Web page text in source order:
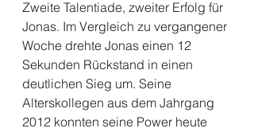
Zweite Talentiade, zweiter Erfolg für
Jonas. Im Vergleich zu vergangener
Woche drehte Jonas einen 12
Sekunden Rückstand in einen
deutlichen Sieg um. Seine
Alterskollegen aus dem Jahrgang
2012 konnten seine Power heute